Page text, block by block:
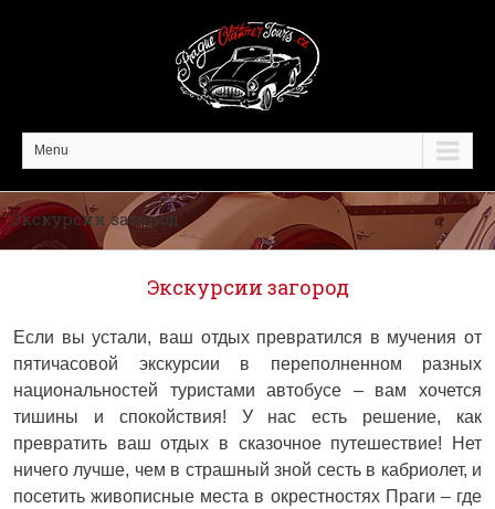
Menu
Экскурсии загород
Экскурсии загород
Если вы устали, ваш отдых превратился в мучения от
пятичасовой экскурсии в переполненном разных
национальностей туристами автобусе – вам хочется
тишины и спокойствия! У нас есть решение, как
превратить ваш отдых в сказочное путешествие! Нет
ничего лучше, чем в страшный зной сесть в кабриолет, и
посетить живописные места в окрестностях Праги – где